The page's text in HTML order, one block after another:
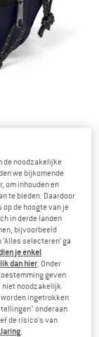
Opent in een
de noodzakelijke
we bijkomende
om inhouden en
te bieden. Daardoor
de hoogte van je
in derde landen
bijvoorbeeld
selecteren’ ga
je enkel
dan hier . Onder
geven
niet noodzakelijk
ingetrokken
onderaan
de risico's van